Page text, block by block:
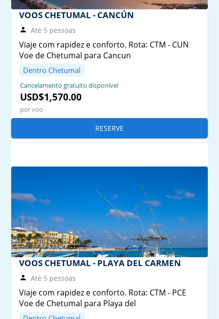
VOOS CHETUMAL - CANCÚN
Até 5 pessoas
Viaje com rapidez e conforto. Rota: CTM - CUN
Voe de Chetumal para Cancun
Dentro Chetumal
Cancelamento gratuito disponível
USD$1,570.00
por voo
RESERVE
VOOS CHETUMAL - PLAYA DEL CARMEN
Até 5 pessoas
Viaje com rapidez e conforto. Rota: CTM - PCE
Voe de Chetumal para Playa del